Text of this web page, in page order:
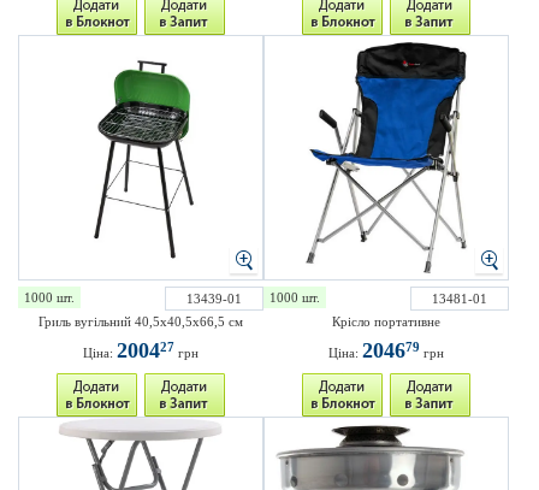
1000 шт.
13439-01
Гриль вугільний 40,5х40,5х66,5 см
Ціна: 200427 грн
1000 шт.
13481-01
Крісло портативне
Ціна: 204679 грн